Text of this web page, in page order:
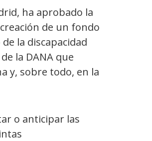
ha aprobado la
de un fondo
la discapacidad
la DANA que
y, sobre todo, en la
o anticipar las